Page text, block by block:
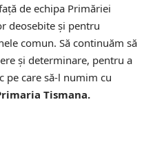
de echipa Primăriei
deosebite și pentru
comun. Să continuăm să
și determinare, pentru a
pe care să-l numim cu
Tismana.